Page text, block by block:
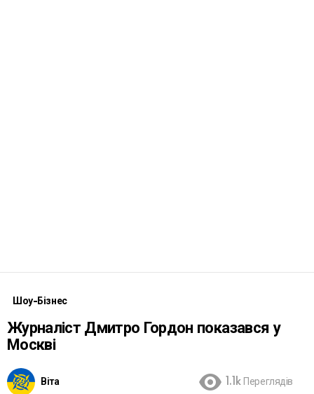
Шоу-Бізнес
Журналіст Дмитро Гордон показався у
Москві
Віта 1.1k Переглядів